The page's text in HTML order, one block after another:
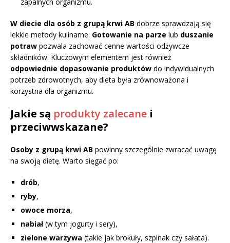
W diecie dla osób z grupą krwi AB dobrze sprawdzają się
lekkie metody kulinarne. Gotowanie na parze lub duszanie
potraw pozwala zachować cenne wartości odżywcze
składników. Kluczowym elementem jest również
odpowiednie dopasowanie produktów do indywidualnych
potrzeb zdrowotnych, aby dieta była zrównoważona i
korzystna dla organizmu.
Jakie są produkty zalecane i
przeciwwskazane?
Osoby z grupą krwi AB powinny szczególnie zwracać uwagę
na swoją dietę. Warto sięgać po:
drób,
ryby,
owoce morza,
nabiał(w tym jogurty i sery),
zielone warzywa (takie jak brokuły, szpinak czy sałata).